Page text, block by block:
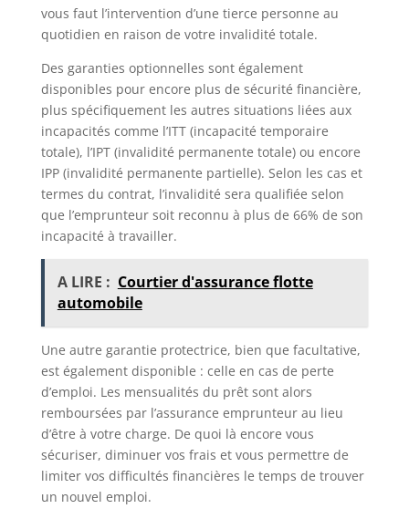
vous faut l’intervention d’une tierce personne au
quotidien en raison de votre invalidité totale.
Des garanties optionnelles sont également
disponibles pour encore plus de sécurité financière,
plus spécifiquement les autres situations liées aux
incapacités comme l’ITT (incapacité temporaire
totale), l’IPT (invalidité permanente totale) ou encore
IPP (invalidité permanente partielle). Selon les cas et
termes du contrat, l’invalidité sera qualifiée selon
que l’emprunteur soit reconnu à plus de 66% de son
incapacité à travailler.
A LIRE : Courtier d'assurance flotte
automobile
Une autre garantie protectrice, bien que facultative,
est également disponible : celle en cas de perte
d’emploi. Les mensualités du prêt sont alors
remboursées par l’assurance emprunteur au lieu
d’être à votre charge. De quoi là encore vous
sécuriser, diminuer vos frais et vous permettre de
limiter vos difficultés financières le temps de trouver
un nouvel emploi.